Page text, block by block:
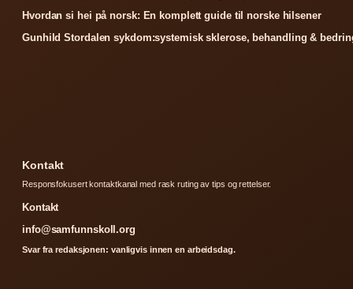
Hvordan si hei på norsk: En komplett guide til norske hilsener
Gunhild Stordalen sykdom:systemisk sklerose, behandling &
Kontakt
Responsfokusert kontaktkanal med rask ruting av tips og rettelser.
Kontakt
info@samfunnskoll.org
Svar fra redaksjonen: vanligvis innen en arbeidsdag.